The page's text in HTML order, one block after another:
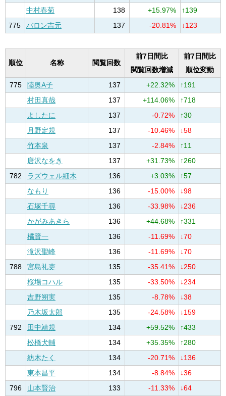
中村春菊
138 +15.97%
↑139
775
バロン吉元 137 -20.81% ↓123
順位 名称 閲覧回数
前7日間比
閲覧回数増減
前7日間比
順位変動
775
陸奥A子 137 +22.32%
↑191
村田真哉
137 +114.06%
↑718
よしたに
137 -0.72%
↑30
月野定規
137 -10.46%
↓58
竹本泉
137 -2.84%
↑11
唐沢なをき
137 +31.73%
↑260
782
ラズウェル細木 136 +3.03%
↑57
なもり
136 -15.00%
↓98
石塚千尋
136 -33.98%
↓236
かがみあきら
136 +44.68%
↑331
橘賢一
136 -11.69%
↓70
滝沢聖峰
136 -11.69%
↓70
788
宮島礼吏 135 -35.41%
↓250
桜場コハル
135 -33.50%
↓234
吉野朔実
135 -8.78%
↓38
乃木坂太郎
135 -24.58%
↓159
792
田中靖規 134 +59.52%
↑433
松橋犬輔
134 +35.35%
↑280
紡木たく
134 -20.71%
↓136
東本昌平
134 -8.84%
↓36
796
山本賢治 133 -11.33%
↓64